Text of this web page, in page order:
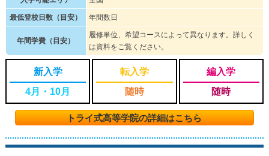
最低登校日数（目安） 年間数日
年間学費（目安）
履修単位、希望コースによって異なります。詳しく
は資料をご覧ください。
新入学
4月・10月
転入学
随時
編入学
随時
トライ式高等学院の詳細はこちら